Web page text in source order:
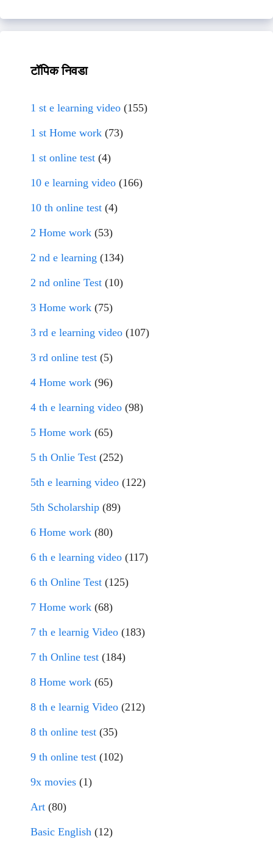
टॉपिक निवडा
1 st e learning video (155)
1 st Home work (73)
1 st online test (4)
10 e learning video (166)
10 th online test (4)
2 Home work (53)
2 nd e learning (134)
2 nd online Test (10)
3 Home work (75)
3 rd e learning video (107)
3 rd online test (5)
4 Home work (96)
4 th e learning video (98)
5 Home work (65)
5 th Onlie Test (252)
5th e learning video (122)
5th Scholarship (89)
6 Home work (80)
6 th e learning video (117)
6 th Online Test (125)
7 Home work (68)
7 th e learnig Video (183)
7 th Online test (184)
8 Home work (65)
8 th e learnig Video (212)
8 th online test (35)
9 th online test (102)
9x movies (1)
Art (80)
Basic English (12)